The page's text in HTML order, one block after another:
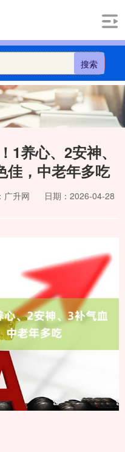
搜索
1养心、2安神、
佳，中老年多吃
广升网
日期：2026-04-28